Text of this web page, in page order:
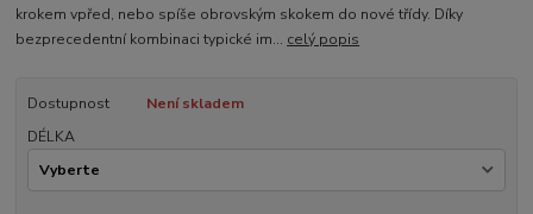
krokem vpřed, nebo spíše obrovským skokem do nové třídy. Díky
bezprecedentní kombinaci typické im... celý popis
Dostupnost
Není skladem
DÉLKA